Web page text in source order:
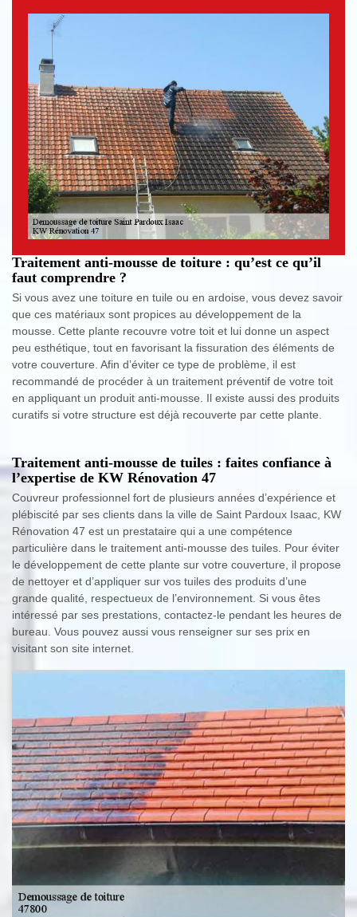
Traitement anti-mousse de toiture : qu’est ce qu’il
faut comprendre ?
Si vous avez une toiture en tuile ou en ardoise, vous devez savoir
que ces matériaux sont propices au développement de la
mousse. Cette plante recouvre votre toit et lui donne un aspect
peu esthétique, tout en favorisant la fissuration des éléments de
votre couverture. Afin d’éviter ce type de problème, il est
recommandé de procéder à un traitement préventif de votre toit
en appliquant un produit anti-mousse. Il existe aussi des produits
curatifs si votre structure est déjà recouverte par cette plante.
Traitement anti-mousse de tuiles : faites confiance à
l’expertise de KW Rénovation 47
Couvreur professionnel fort de plusieurs années d’expérience et
plébiscité par ses clients dans la ville de Saint Pardoux Isaac, KW
Rénovation 47 est un prestataire qui a une compétence
particulière dans le traitement anti-mousse des tuiles. Pour éviter
le développement de cette plante sur votre couverture, il propose
de nettoyer et d’appliquer sur vos tuiles des produits d’une
grande qualité, respectueux de l’environnement. Si vous êtes
intéressé par ses prestations, contactez-le pendant les heures de
bureau. Vous pouvez aussi vous renseigner sur ses prix en
visitant son site internet.